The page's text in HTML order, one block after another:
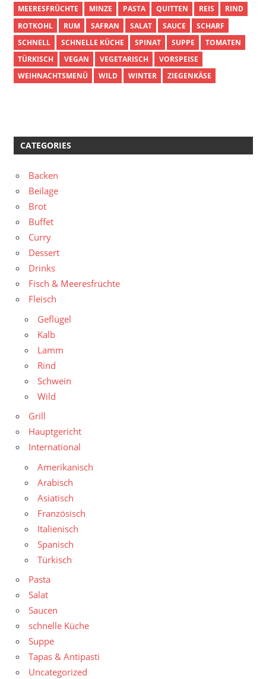
MEERESFRÜCHTE MINZE PASTA QUITTEN REIS
RIND
ROTKOHL
RUM SAFRAN SALAT SAUCE
SCHARF
SCHNELL
SCHNELLE KÜCHE SPINAT SUPPE
TOMATEN
TÜRKISCH
VEGAN VEGETARISCH
VORSPEISE
WEIHNACHTSMENÜ
WILD WINTER ZIEGENKÄSE
CATEGORIES
Backen
Beilage
Brot
Buffet
Curry
Dessert
Drinks
Fisch & Meeresfrüchte
Fleisch
Geflügel
Kalb
Lamm
Rind
Schwein
Wild
Grill
Hauptgericht
International
Amerikanisch
Arabisch
Asiatisch
Französisch
Italienisch
Spanisch
Türkisch
Pasta
Salat
Saucen
schnelle Küche
Suppe
Tapas & Antipasti
Uncategorized